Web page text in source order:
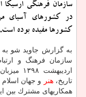
سازمان فرهنگی
در كشورهای آسیای
كشورها مفیده بوده است.
به گزارش جاوید شو به
اردیبهشت ۱۳۹۸ میزبان خالد ارن، رئیس مركز تحقیقات
تاریخ،هنر
و جهان اسلام
همكاریهای مشترك بین